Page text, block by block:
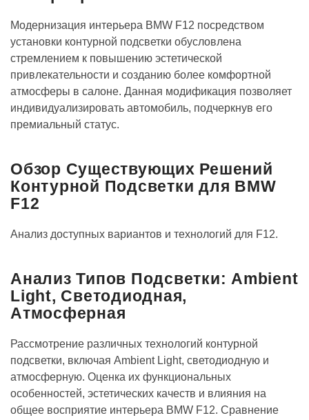
Модернизация интерьера BMW F12 посредством
установки контурной подсветки обусловлена
стремлением к повышению эстетической
привлекательности и созданию более комфортной
атмосферы в салоне. Данная модификация позволяет
индивидуализировать автомобиль, подчеркнув его
премиальный статус.
Обзор Существующих Решений
Контурной Подсветки для BMW
F12
Анализ доступных вариантов и технологий для F12.
Анализ Типов Подсветки: Ambient
Light, Светодиодная,
Атмосферная
Рассмотрение различных технологий контурной
подсветки, включая Ambient Light, светодиодную и
атмосферную. Оценка их функциональных
особенностей, эстетических качеств и влияния на
общее восприятие интерьера BMW F12. Сравнение